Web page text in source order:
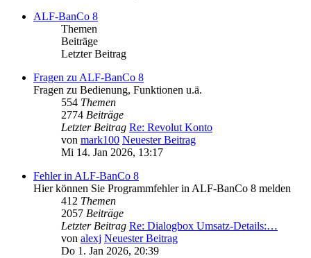
ALF-BanCo 8
Themen
Beiträge
Letzter Beitrag
Fragen zu ALF-BanCo 8
Fragen zu Bedienung, Funktionen u.ä.
554 Themen
2774 Beiträge
Letzter Beitrag Re: Revolut Konto
von mark100 Neuester Beitrag
Mi 14. Jan 2026, 13:17
Fehler in ALF-BanCo 8
Hier können Sie Programmfehler in ALF-BanCo 8 melden
412 Themen
2057 Beiträge
Letzter Beitrag Re: Dialogbox Umsatz-Details:…
von alexj Neuester Beitrag
Do 1. Jan 2026, 20:39